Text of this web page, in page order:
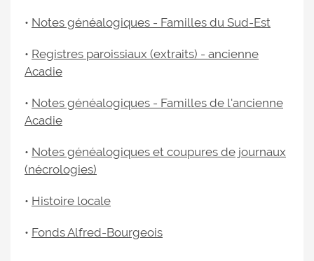
• Notes généalogiques - Familles du Sud-Est
• Registres paroissiaux (extraits) - ancienne
Acadie
• Notes généalogiques - Familles de l'ancienne
Acadie
• Notes généalogiques et coupures de journaux
(nécrologies)
• Histoire locale
• Fonds Alfred-Bourgeois